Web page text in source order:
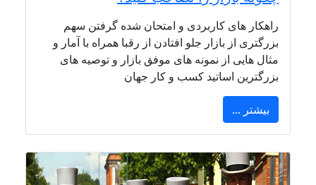
راهکار های کاربردی و امتحان شده گرفتن سهم
بزرگتری از بازار جلو افتادن از رقبا همراه با آمار و
مثال هایی از نمونه های موفق بازار و توصیه های
بزرگترین اساتید کسب و کار جهان
بیشتر ...